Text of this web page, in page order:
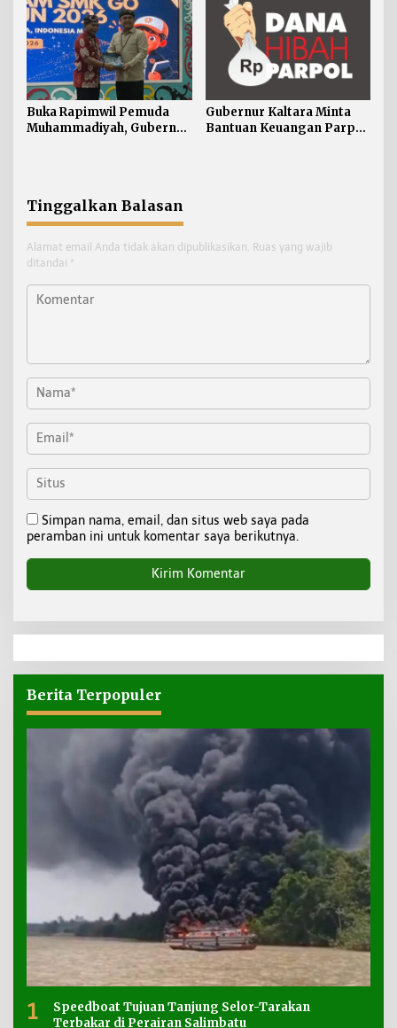
Buka Rapimwil Pemuda
Muhammadiyah, Gubernur
Gubernur Kaltara Minta
Bantuan Keuangan Parpol
Tinggalkan Balasan
Alamat email Anda tidak akan dipublikasikan. Ruas yang wajib
ditandai *
Simpan nama, email, dan situs web saya pada
peramban ini untuk komentar saya berikutnya.
Berita Terpopuler
1
Speedboat Tujuan Tanjung Selor-Tarakan
Terbakar di Perairan Salimbatu